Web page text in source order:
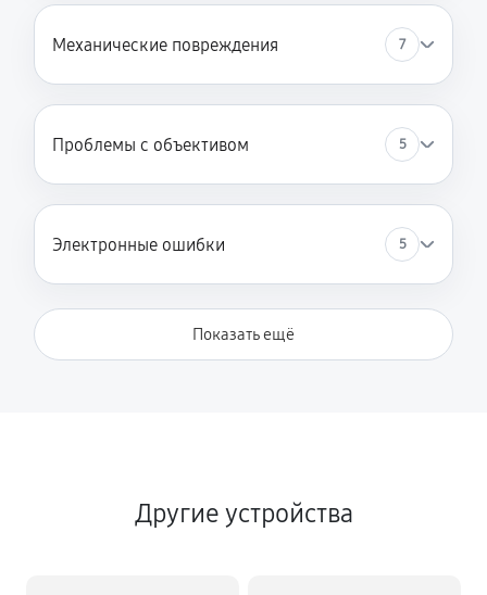
Механические повреждения 7
Проблемы с объективом 5
Электронные ошибки 5
Показать ещё
Другие устройства